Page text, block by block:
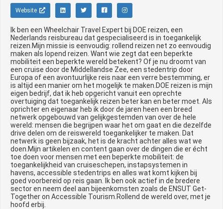
Website
Ik ben een Wheelchair Travel Expert bij DOE reizen, een
Nederlands reisbureau dat gespecialiseerd is in toegankelijk
reizen.Mijn missie is eenvoudig: rollend reizen net zo eenvoudig
maken als lopend reizen. Want wie zegt dat een beperkte
mobiliteit een beperkte wereld betekent? Of je nu droomt van
een cruise door de Middellandse Zee, een stedentrip door
Europa of een avontuurlijke reis naar een verre bestemming, er
is altijd een manier om het mogelijk te maken.DOE reizen is mijn
eigen bedrijf, dat ik heb opgericht vanuit een oprechte
overtuiging dat toegankelijk reizen beter kan en beter moet. Als
oprichter en eigenaar heb ik door de jaren heen een breed
netwerk opgebouwd van gelijkgestemden van over de hele
wereld: mensen die begrijpen waar het om gaat en die dezelfde
drive delen om de reiswereld toegankelijker te maken. Dat
netwerk is geen bijzaak, het is de kracht achter alles wat we
doen.Mijn artikelen en content gaan over de dingen die er écht
toe doen voor mensen met een beperkte mobiliteit: de
toegankelijkheid van cruiseschepen, instapsystemen in
havens, accessible stedentrips en alles wat komt kijken bij
goed voorbereid op reis gaan. Ik ben ook actief in de bredere
sector en neem deel aan bijeenkomsten zoals de ENSUT Get-
Together on Accessible Tourism.Rollend de wereld over, met je
hoofd erbij.